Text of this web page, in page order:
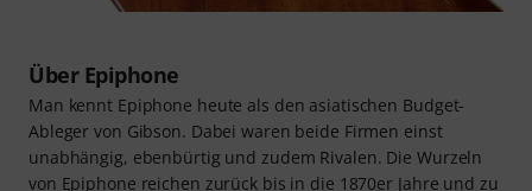
Über Epiphone
Man kennt Epiphone heute als den asiatischen Budget-
Ableger von Gibson. Dabei waren beide Firmen einst
unabhängig, ebenbürtig und zudem Rivalen. Die Wurzeln
von Epiphone reichen zurück bis in die 1870er Jahre und zu